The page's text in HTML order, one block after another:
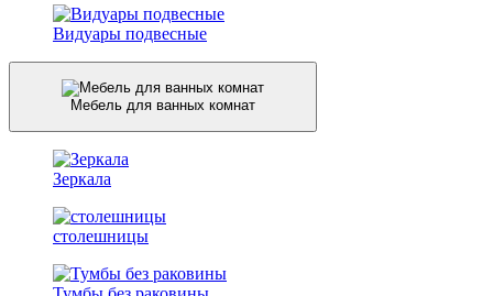
Видуары подвесные
Мебель для ванных комнат
Зеркала
столешницы